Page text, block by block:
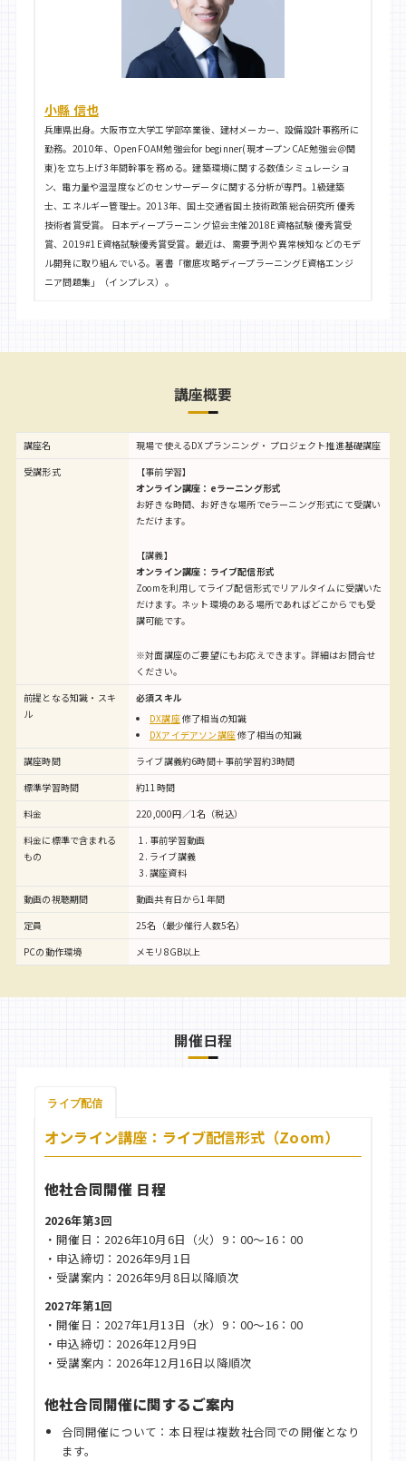
小縣 信也​
兵庫県出身。大阪市立大学工学部卒業後、建材メーカー、設備設計事務所に
勤務。2010年、OpenFOAM勉強会for beginner(現オープンCAE勉強会＠関
東)を立ち上げ3年間幹事を務める。建築環境に関する数値シミュレーショ
ン、電力量や温湿度などのセンサーデータに関する分析が専門。1級建築
士、エネルギー管理士。2013年、国土交通省国土技術政策総合研究所 優秀
技術者賞受賞。 日本ディープラーニング協会主催2018E資格試験 優秀賞受
賞、2019#1E資格試験優秀賞受賞。最近は、需要予測や異常検知などのモデ
ル開発に取り組んでいる。著書「徹底攻略ディープラーニングE資格エンジ
ニア問題集」（インプレス）。
講座概要
講座名
現場で使えるDXプランニング・ プロジェクト推進基礎講座
受講形式
【事前学習】
オンライン講座：eラーニング形式
お好きな時間、お好きな場所でeラーニング形式にて受講い
ただけます。
【講義】
オンライン講座：ライブ配信形式
Zoomを利用してライブ配信形式でリアルタイムに受講いた
だけます。ネット環境のある場所であればどこからでも受
講可能です。
※対面講座のご要望にもお応えできます。詳細はお問合せ
ください。
前提となる知識・スキ
ル
必須スキル
DX講座修了相当の知識
DXアイデアソン講座修了相当の知識
講座時間
ライブ講義約6時間＋事前学習約3時間
標準学習時間
約11時間
料金
220,000円／1名（税込）
料金に標準で含まれる
もの
事前学習動画
ライブ講義
講座資料
動画の視聴期間
動画共有日から1年間
定員
25名（最少催行人数5名）
PCの動作環境
メモリ8GB以上
開催日程
ライブ配信
オンライン講座：ライブ配信形式（Zoom）
他社合同開催 日程
2026年第3回
・開催日：2026年10月6日（火）9：00～16：00
・申込締切：2026年9月1日
・受講案内：2026年9月8日以降順次
2027年第1回
・開催日：2027年1月13日（水）9：00～16：00
・申込締切：2026年12月9日
・受講案内：2026年12月16日以降順次
他社合同開催に関するご案内
合同開催について：本日程は複数社合同での開催となり
ます。